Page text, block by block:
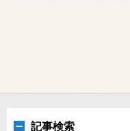
記事検索